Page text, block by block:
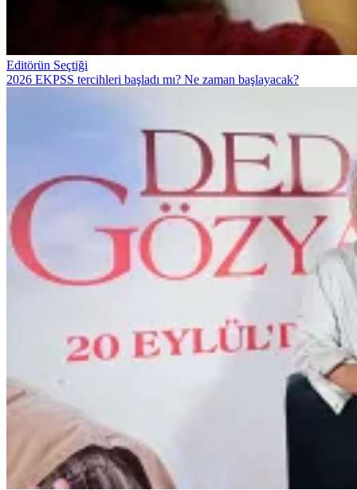
Editörün Seçtiği
2026 EKPSS tercihleri başladı mı? Ne zaman başlayacak?